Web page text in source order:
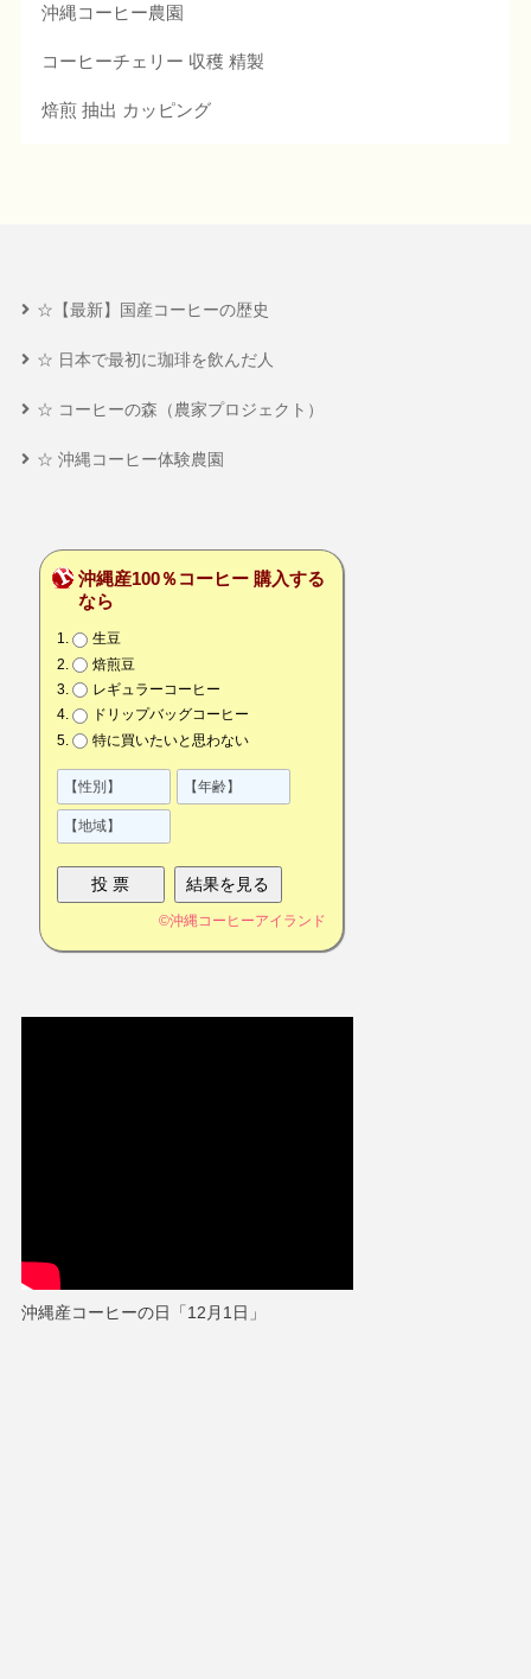
沖縄コーヒー農園
コーヒーチェリー 収穫 精製
焙煎 抽出 カッピング
☆【最新】国産コーヒーの歴史
☆ 日本で最初に珈琲を飲んだ人
☆ コーヒーの森（農家プロジェクト）
☆ 沖縄コーヒー体験農園
沖縄産100％コーヒー 購入する
なら
生豆
焙煎豆
レギュラーコーヒー
ドリップバッグコーヒー
特に買いたいと思わない
©沖縄コーヒーアイランド
沖縄産コーヒーの日「12月1日」